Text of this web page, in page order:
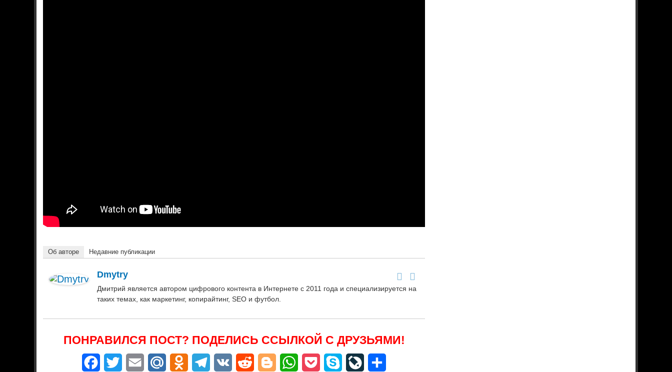
Об авторе Недавние публикации
Dmytry
Дмитрий является автором цифрового контента в Интернете с 2011 года и специализируется на
таких темах, как маркетинг, копирайтинг, SEO и футбол.
ПОНРАВИЛСЯ ПОСТ? ПОДЕЛИСЬ ССЫЛКОЙ С ДРУЗЬЯМИ!
Facebook
Twitter Email Mail.Ru Odnoklassniki
Telegram
VK Reddit Blogger WhatsApp
Pocket Skype LiveJournal